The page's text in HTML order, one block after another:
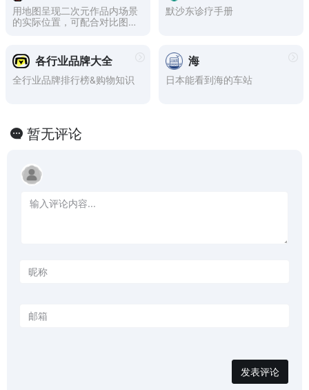
用地图呈现二次元作品内场景
的实际位置，可配合对比图生
默沙东诊疗手册
各行业品牌大全
全行业品牌排行榜&购物知识
海
日本能看到海的车站
暂无评论
发表评论